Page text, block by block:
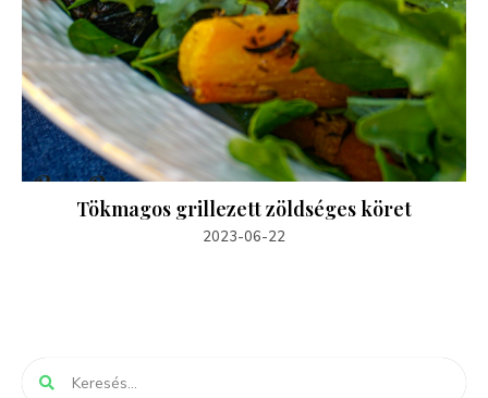
Tökmagos grillezett zöldséges köret
2023-06-22